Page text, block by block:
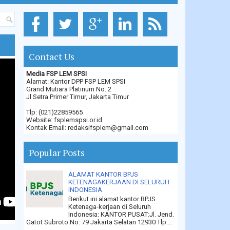
Contact Us
Media FSP LEM SPSI
Alamat: Kantor DPP FSP LEM SPSI
Grand Mutiara Platinum No. 2
Jl Setra Primer Timur, Jakarta Timur
Tlp: (021)22859565
Website: fsplemspsi.or.id
Kontak Email: redaksifsplem@gmail.com
Popular Posts
ALAMAT KANTOR BPJS
KETENAGAKERJAAN DI SELURUH
INDONESIA
Berikut ini alamat kantor BPJS
Ketenaga-kerjaan di Seluruh
Indonesia: KANTOR PUSAT:Jl. Jend.
Gatot Subroto No. 79 Jakarta Selatan 12930 Tlp....